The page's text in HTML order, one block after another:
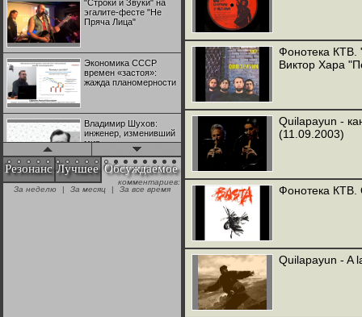
"Строки и Звуки" на
эгалите-фесте "Не
Пряча Лица"
Экономика СССР
времен «застоя»:
жажда планомерности
Владимир Шухов:
инженер, изменивший
мир
"Аркадий Коц" на
эгалите-фесте "Не
Резонанс Лучшее Обсуждаемое
комментариев:
За неделю
| За месяц | За все время
Фонотека КТВ.
Виктор Хара
Quilapayun -
(11.09.2003)
Фонотека КТВ.
Quilapayun - A